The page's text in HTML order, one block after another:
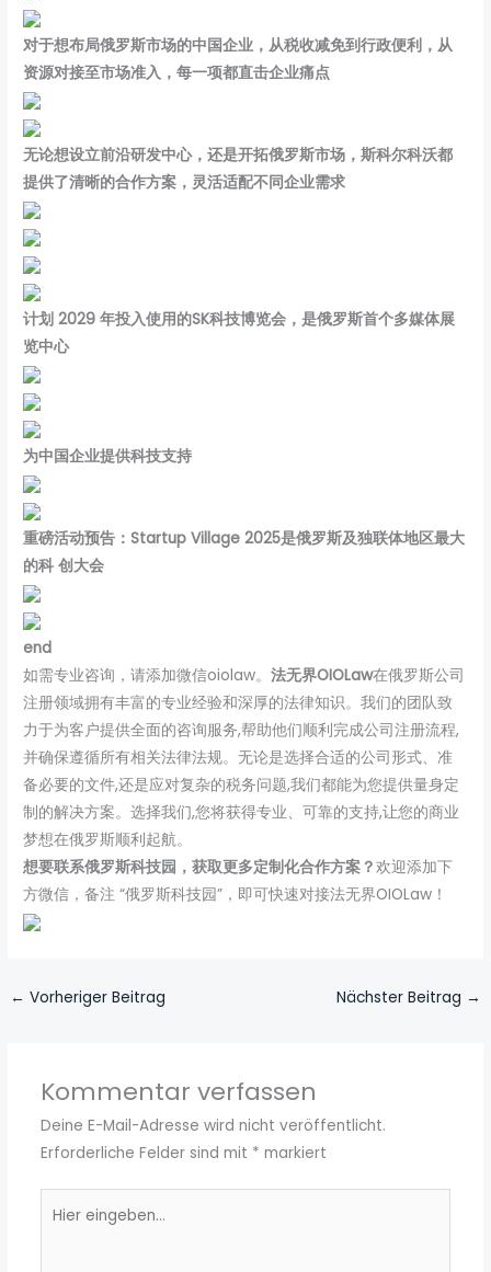
对于想布局俄罗斯市场的中国企业，从税收减免到行政便利，从
资源对接至市场准入，每一项都直击企业痛点
无论想设立前沿研发中心，还是开拓俄罗斯市场，斯科尔科沃都
提供了清晰的合作方案，灵活适配不同企业需求
计划 2029 年投入使用的SK科技博览会，是俄罗斯首个多媒体展
览中心
为中国企业提供科技支持
重磅活动预告：Startup Village 2025是俄罗斯及独联体地区最大
的科 创大会
end
如需专业咨询，请添加微信oiolaw。法无界OIOLaw在俄罗斯公司
注册领域拥有丰富的专业经验和深厚的法律知识。我们的团队致
力于为客户提供全面的咨询服务,帮助他们顺利完成公司注册流程,
并确保遵循所有相关法律法规。无论是选择合适的公司形式、准
备必要的文件,还是应对复杂的税务问题,我们都能为您提供量身定
制的解决方案。选择我们,您将获得专业、可靠的支持,让您的商业
梦想在俄罗斯顺利起航。
想要联系俄罗斯科技园，获取更多定制化合作方案？欢迎添加下
方微信，备注 “俄罗斯科技园”，即可快速对接法无界OIOLaw！
← Vorheriger Beitrag Nächster Beitrag →
Kommentar verfassen
Deine E-Mail-Adresse wird nicht veröffentlicht.
Erforderliche Felder sind mit * markiert
eingeben…